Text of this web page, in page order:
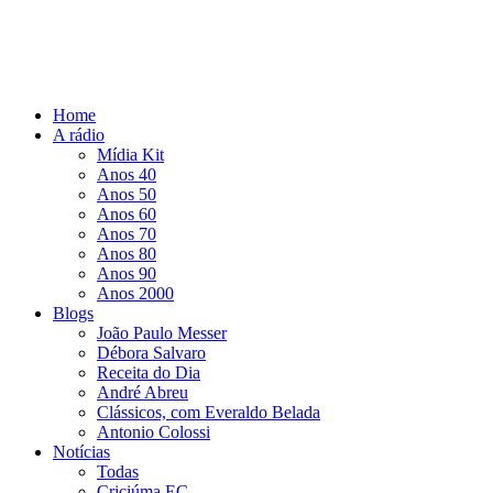
Home
A rádio
Mídia Kit
Anos 40
Anos 50
Anos 60
Anos 70
Anos 80
Anos 90
Anos 2000
Blogs
João Paulo Messer
Débora Salvaro
Receita do Dia
André Abreu
Clássicos, com Everaldo Belada
Antonio Colossi
Notícias
Todas